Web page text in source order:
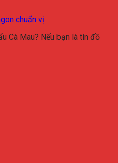
chuẩn vị
Cà Mau? Nếu bạn là tín đồ